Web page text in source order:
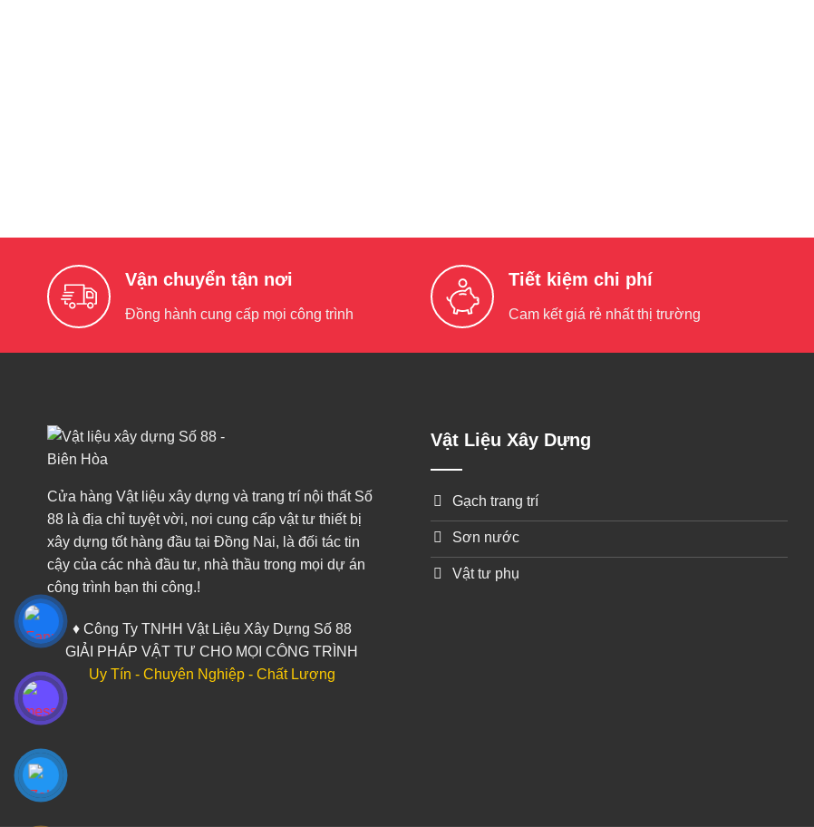
Vận chuyển tận nơi
Đồng hành cung cấp mọi công trình
Tiết kiệm chi phí
Cam kết giá rẻ nhất thị trường
Cửa hàng Vật liệu xây dựng và trang trí nội thất Số
88 là địa chỉ tuyệt vời, nơi cung cấp vật tư thiết bị
xây dựng tốt hàng đầu tại Đồng Nai, là đối tác tin
cậy của các nhà đầu tư, nhà thầu trong mọi dự án
công trình bạn thi công.!
♦ Công Ty TNHH Vật Liệu Xây Dựng Số 88
GIẢI PHÁP VẬT TƯ CHO MỌI CÔNG TRÌNH
Uy Tín - Chuyên Nghiệp - Chất Lượng
Vật Liệu Xây Dựng
Gạch trang trí
Sơn nước
Vật tư phụ